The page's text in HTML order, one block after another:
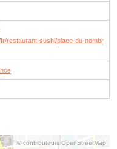
restaurant-sushi/place-du-nombr
© contributeurs OpenStreetMap